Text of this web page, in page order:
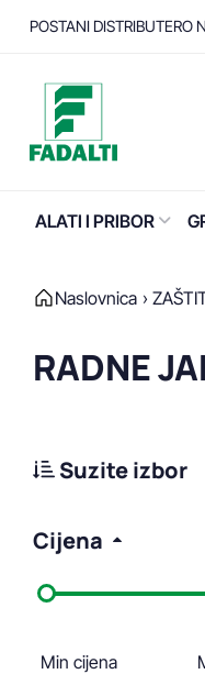
POSTANI DISTRIBUTERO
ALATI I PRIBOR
Naslovnica
RADNE
Suzite izbor
Cijena
Min cijena